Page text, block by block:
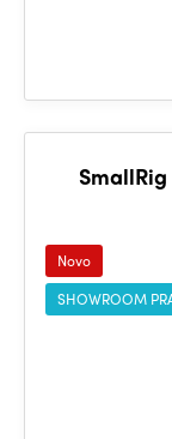
Novo
SHOWROOM